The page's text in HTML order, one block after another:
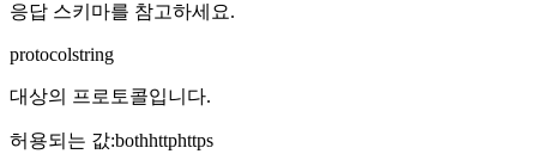
응답 스키마를 참고하세요.
protocolstring
대상의 프로토콜입니다.
허용되는 값:bothhttphttps